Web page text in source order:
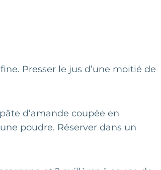
Presser le jus d’une moitié de
d’amande coupée en
poudre. Réserver dans un